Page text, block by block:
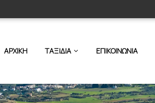
ΑΡΧΙΚΗ ΤΑΞΙΔΙΑ ΕΠΙΚΟΙΝΩΝΙΑ